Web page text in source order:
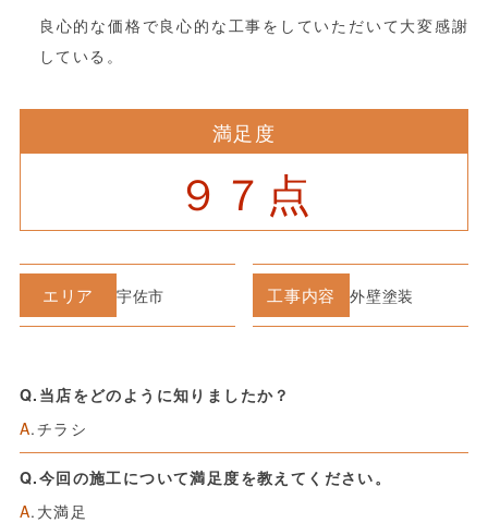
良心的な価格で良心的な工事をしていただいて大変感謝
している。
満足度
９７点
エリア 宇佐市 工事内容 外壁塗装
Q.当店をどのように知りましたか？
A.チラシ
Q.今回の施工について満足度を教えてください。
A.大満足